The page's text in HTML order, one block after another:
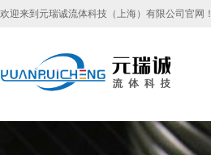
欢迎来到元瑞诚流体科技（上海）有限公司官网！